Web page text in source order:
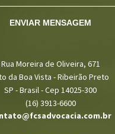
Rua Moreira de Oliveira, 671
da Boa Vista - Ribeirão Preto
SP - Brasil - Cep 14025-300
(16) 3913-6600
ENVIAR MENSAGEM